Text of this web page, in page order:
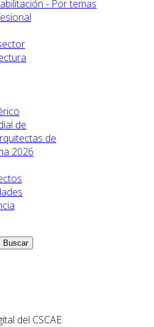
- Por temas
de
de
2026
Buscar
del CSCAE